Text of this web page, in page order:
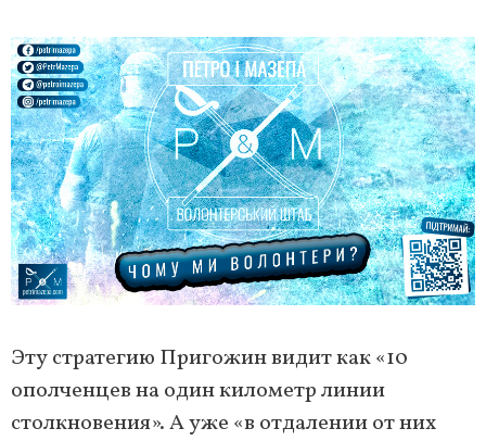
Эту стратегию Пригожин видит как «10
ополченцев на один километр линии
столкновения». А уже «в отдалении от них